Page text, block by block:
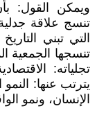
ويمكن القول:
تنسج علاقة
التي تبني
تنسجها الجمعية
تجلياته:
يترتب عنها:
الإنسان، ونمو